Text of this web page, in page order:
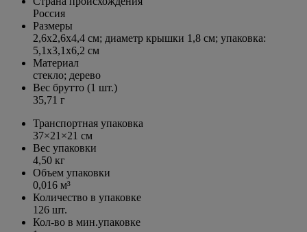
Россия
Размеры
2,6х2,6х4,4 см; диаметр крышки 1,8 см; упаковка:
5,1x3,1x6,2 см
Материал
стекло; дерево
Вес брутто (1 шт.)
35,71 г
Транспортная упаковка
37×21×21 см
Вес упаковки
4,50 кг
Объем упаковки
0,016 м³
Количество в упаковке
126 шт.
Кол-во в мин.упаковке